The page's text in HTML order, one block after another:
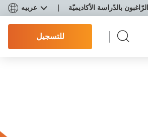
الرّاغبون بالدّراسة الأكاديميّة عربيه
للتسجيل